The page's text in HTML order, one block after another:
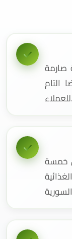
صارمة
التام
للعملاء.
خمسة